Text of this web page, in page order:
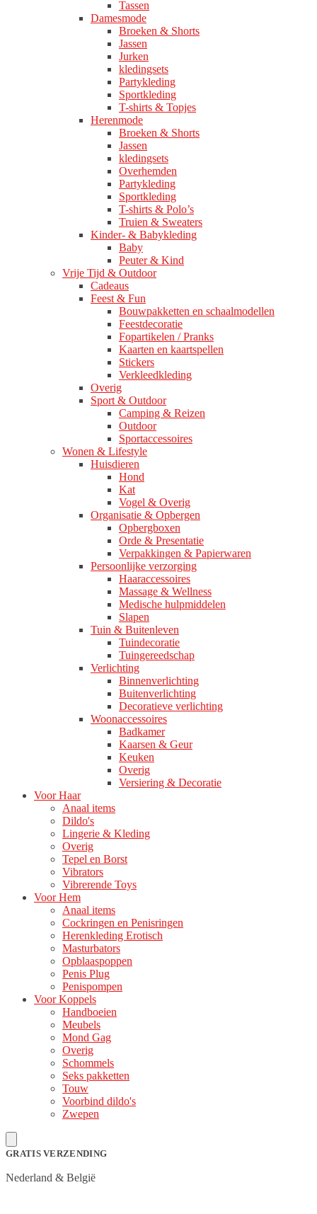
Tassen
Damesmode
Broeken & Shorts
Jassen
Jurken
kledingsets
Partykleding
Sportkleding
T-shirts & Topjes
Herenmode
Broeken & Shorts
Jassen
kledingsets
Overhemden
Partykleding
Sportkleding
T-shirts & Polo’s
Truien & Sweaters
Kinder- & Babykleding
Baby
Peuter & Kind
Vrije Tijd & Outdoor
Cadeaus
Feest & Fun
Bouwpakketten en schaalmodellen
Feestdecoratie
Fopartikelen / Pranks
Kaarten en kaartspellen
Stickers
Verkleedkleding
Overig
Sport & Outdoor
Camping & Reizen
Outdoor
Sportaccessoires
Wonen & Lifestyle
Huisdieren
Hond
Kat
Vogel & Overig
Organisatie & Opbergen
Opbergboxen
Orde & Presentatie
Verpakkingen & Papierwaren
Persoonlijke verzorging
Haaraccessoires
Massage & Wellness
Medische hulpmiddelen
Slapen
Tuin & Buitenleven
Tuindecoratie
Tuingereedschap
Verlichting
Binnenverlichting
Buitenverlichting
Decoratieve verlichting
Woonaccessoires
Badkamer
Kaarsen & Geur
Keuken
Overig
Versiering & Decoratie
Voor Haar
Anaal items
Dildo's
Lingerie & Kleding
Overig
Tepel en Borst
Vibrators
Vibrerende Toys
Voor Hem
Anaal items
Cockringen en Penisringen
Herenkleding Erotisch
Masturbators
Opblaaspoppen
Penis Plug
Penispompen
Voor Koppels
Handboeien
Meubels
Mond Gag
Overig
Schommels
Seks pakketten
Touw
Voorbind dildo's
Zwepen
GRATIS VERZENDING
Nederland & België